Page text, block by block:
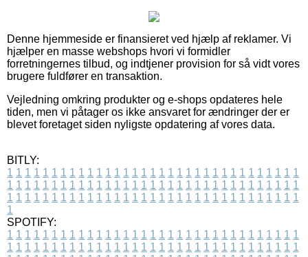
Denne hjemmeside er finansieret ved hjælp af reklamer. Vi
hjælper en masse webshops hvori vi formidler
forretningernes tilbud, og indtjener provision for så vidt vores
brugere fuldfører en transaktion.
Vejledning omkring produkter og e-shops opdateres hele
tiden, men vi påtager os ikke ansvaret for ændringer der er
blevet foretaget siden nyligste opdatering af vores data.
BITLY:
1 1 1 1 1 1 1 1 1 1 1 1 1 1 1 1 1 1 1 1 1 1 1 1 1 1 1 1 1 1 1 1 1
1 1 1 1 1 1 1 1 1 1 1 1 1 1 1 1 1 1 1 1 1 1 1 1 1 1 1 1 1 1 1 1 1
1 1 1 1 1 1 1 1 1 1 1 1 1 1 1 1 1 1 1 1 1 1 1 1 1 1 1 1 1 1 1 1 1
1
SPOTIFY:
1 1 1 1 1 1 1 1 1 1 1 1 1 1 1 1 1 1 1 1 1 1 1 1 1 1 1 1 1 1 1 1 1
1 1 1 1 1 1 1 1 1 1 1 1 1 1 1 1 1 1 1 1 1 1 1 1 1 1 1 1 1 1 1 1 1